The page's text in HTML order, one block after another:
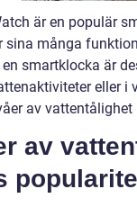
är en populär
sina många
smartklocka är
eller i
av vattentålighet
av